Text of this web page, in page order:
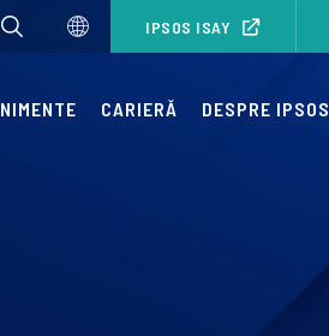
IPSOS ISAY
CARIERĂ DESPRE IPSOS